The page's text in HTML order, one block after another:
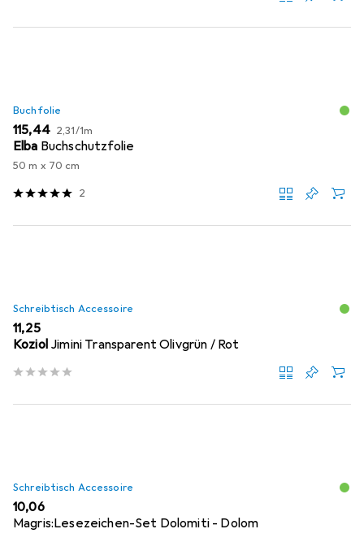
Buchfolie
EUR
115,44 EUR
2,31/1m
Elba Buchschutzfolie
50 m x 70 cm
2
Schreibtisch Accessoire
EUR
11,25
Koziol Jimini Transparent Olivgrün / Rot
Schreibtisch Accessoire
EUR
10,06
Magris:Lesezeichen-Set Dolomiti - Dolom